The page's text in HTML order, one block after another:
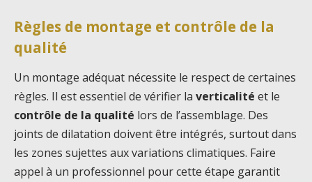
Règles de montage et contrôle de la
qualité
Un montage adéquat nécessite le respect de certaines
règles. Il est essentiel de vérifier la verticalité et le
contrôle de la qualité lors de l’assemblage. Des
joints de dilatation doivent être intégrés, surtout dans
les zones sujettes aux variations climatiques. Faire
appel à un professionnel pour cette étape garantit